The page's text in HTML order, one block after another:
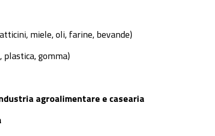
miele, oli, farine, bevande)
plastica, gomma)
agroalimentare e casearia